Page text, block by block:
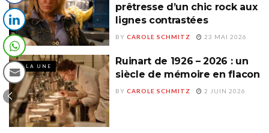
prêtresse d’un chic rock aux
lignes contrastées
BY CAROLE SCHMITZ 23 MAI 2026
A LA UNE
Ruinart de 1926 – 2026 : un
siècle de mémoire en flacon
BY CAROLE SCHMITZ 2 JUIN 2026